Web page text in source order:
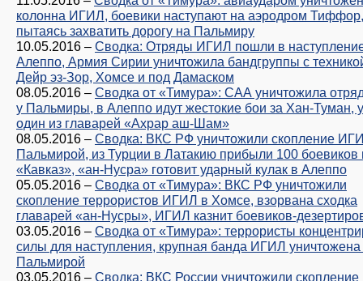
колонна ИГИЛ, боевики наступают на аэродром Тиффор,
пытаясь захватить дорогу на Пальмиру
10.05.2016 – Сводка: Отряды ИГИЛ пошли в
Алеппо, Армия Сирии уничтожила бандгруппы с
Дейр эз-Зор, Хомсе и под Дамаском
08.05.2016 – Сводка от «Тимура»: САА уничтожила
у Пальмиры, в Алеппо идут жестокие бои за Хан-Туман,
один из главарей «Ахрар аш-Шам»
08.05.2016 – Сводка: ВКС РФ уничтожили скопление
Пальмирой, из Турции в Латакию прибыли 100
«Кавказ», «ан-Нусра» готовит ударный кулак в Алеппо
05.05.2016 – Сводка от «Тимура»: ВКС РФ уничтожили
скопление террористов ИГИЛ в Хомсе, взорвана сходка
главарей «ан-Нусры», ИГИЛ казнит боевиков-
03.05.2016 – Сводка от «Тимура»: террористы
силы для наступления, крупная банда ИГИЛ
Пальмирой
03.05.2016 – Сводка: ВКС России уничтожили скопление